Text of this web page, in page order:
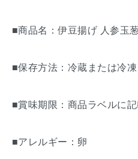
■商品名：伊豆揚げ 人参玉
■保存方法：冷蔵または冷凍
■賞味期限：商品ラベルに
■アレルギー：卵